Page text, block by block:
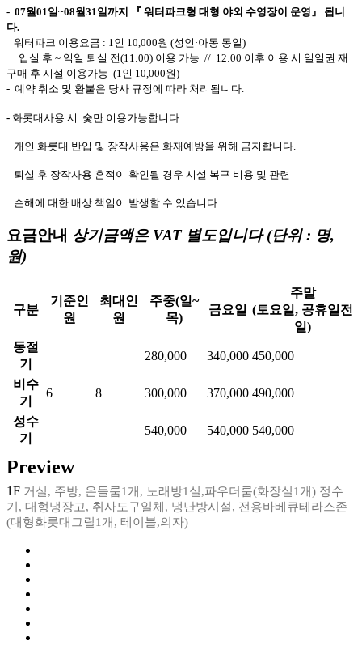
- 07월01일~08월31일까지 『 워터파크형 대형 야외 수영장이 운영』 됩니
다.
워터파크 이용요금 : 1인 10,000원 (성인·아동 동일)
입실 후 ~ 익일 퇴실 전(11:00) 이용 가능 // 12:00 이후 이용 시 일일권 재
구매 후 시설 이용가능 (1인 10,000원)
- 예약 취소 및 환불은 당사 규정에 따라 처리됩니다.
- 화롯대사용 시 숯만 이용가능합니다.
개인 화롯대 반입 및 장작사용은 화재예방을 위해 금지합니다.
퇴실 후 장작사용 흔적이 확인될 경우 시설 복구 비용 및 관련
손해에 대한 배상 책임이 발생할 수 있습니다.
요금안내 상기금액은 VAT 별도입니다 (단위 : 명,
원)
구분
기준인
원
최대인
원
주중(일~
목)
금요일
주말
(토요일, 공휴일전
일)
동절
기
6 8
280,000 340,000 450,000
비수
기
300,000 370,000 490,000
성수
기
540,000 540,000 540,000
Preview
1F 거실, 주방, 온돌룸1개, 노래방1실,파우더룸(화장실1개) 정수
기, 대형냉장고, 취사도구일체, 냉난방시설, 전용바베큐테라스존
(대형화롯대그릴1개, 테이블,의자)